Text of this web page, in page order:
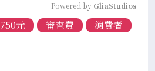
Powered by GliaStudios
750元 審查費
消費者